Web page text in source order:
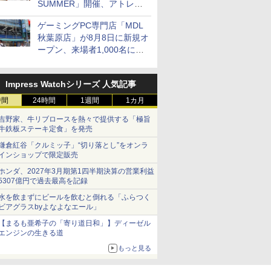
SUMMER」開催、アトレ秋
葉原で「アイドルマスター」
コラボ、マイクラ/ROBLOX
の「プログラミング体験会」
がソフマップで開催など～
プストア編～
ゲーミングPC専門店「MDL
秋葉原店」が8月8日に新規オ
ープン、来場者1,000名にキ
ト
Impress Watchシリーズ 人気記事
24時間 1週間 1カ月
野家、牛リブロースを熱々で提供する「極旨
鉄板ステーキ定食」を発売
倉紅谷「クルミッ子」“切り落とし”をオンラ
ンショップで限定販売
ンダ、2027年3月期第1四半期決算の営業利益
億円で過去最高を記録
を飲まずにビールを飲むと倒れる「ふらつく
アグラスbyよなよなエール」
まるも亜希子の「寄り道日和」】ディーゼル
ンジンの生きる道
もっと見る